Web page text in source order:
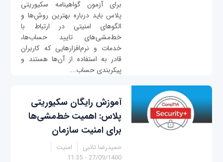
برای آزمون گواهینامه سکیوریتی
پلاس باید درباره بهترین روش‌ها و
الگوهای امنیتی در ارتباط با
خط‌مشی‌های تایید حساب‌ها،
خدمات و نرم‌افزارهایی که کاربران
قادر به استفاده از آن‌ها هستند و
پیکربندی حساب...
آموزش رایگان سکیوریتی‌
پلاس: اهمیت خط‌مشی‌ها
برای امنیت سازمان
حمیدرضا تائبی
امنیت
27/09/1400 - 11:35